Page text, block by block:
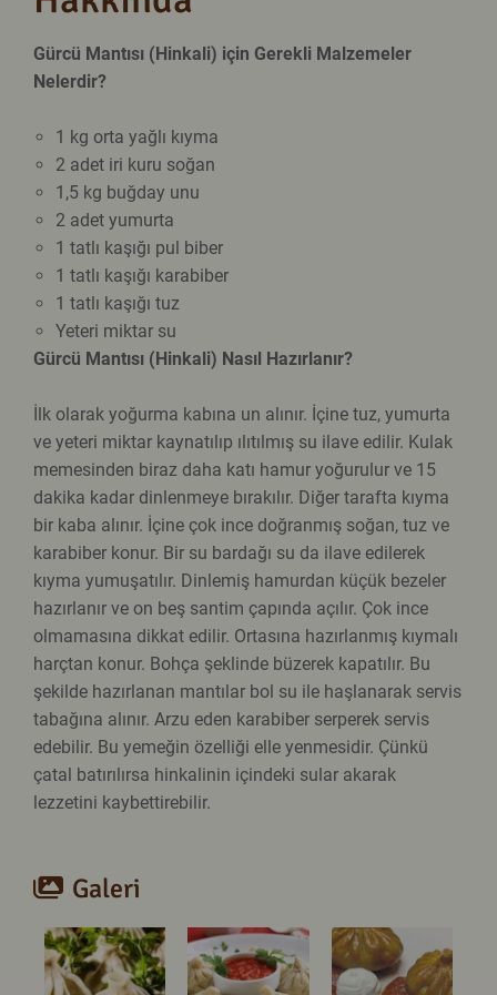
Gürcü Mantısı (Hinkali) için Gerekli Malzemeler
Nelerdir?
1 kg orta yağlı kıyma
2 adet iri kuru soğan
1,5 kg buğday unu
2 adet yumurta
1 tatlı kaşığı pul biber
1 tatlı kaşığı karabiber
1 tatlı kaşığı tuz
Yeteri miktar su
Gürcü Mantısı (Hinkali) Nasıl Hazırlanır?
İlk olarak yoğurma kabına un alınır. İçine tuz, yumurta
ve yeteri miktar kaynatılıp ılıtılmış su ilave edilir. Kulak
memesinden biraz daha katı hamur yoğurulur ve 15
dakika kadar dinlenmeye bırakılır. Diğer tarafta kıyma
bir kaba alınır. İçine çok ince doğranmış soğan, tuz ve
karabiber konur. Bir su bardağı su da ilave edilerek
kıyma yumuşatılır. Dinlemiş hamurdan küçük bezeler
hazırlanır ve on beş santim çapında açılır. Çok ince
olmamasına dikkat edilir. Ortasına hazırlanmış kıymalı
harçtan konur. Bohça şeklinde büzerek kapatılır. Bu
şekilde hazırlanan mantılar bol su ile haşlanarak servis
tabağına alınır. Arzu eden karabiber serperek servis
edebilir. Bu yemeğin özelliği elle yenmesidir. Çünkü
çatal batırılırsa hinkalinin içindeki sular akarak
lezzetini kaybettirebilir.
Galeri